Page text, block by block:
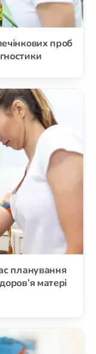
проб
планування
матері